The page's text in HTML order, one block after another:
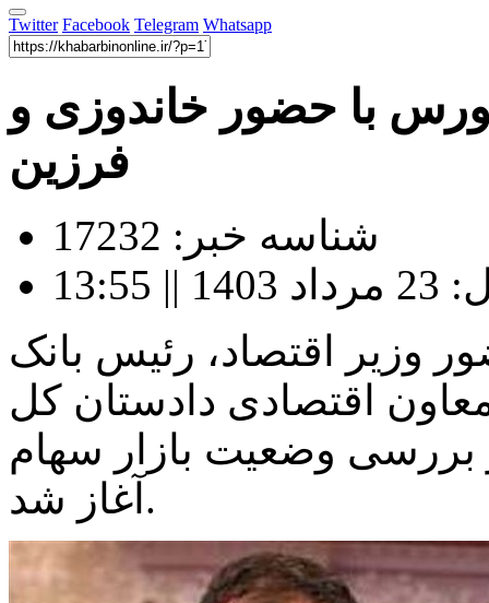
Twitter Facebook Telegram Whatsapp
با حضور خاندوزی و
فرزین
شناسه خبر: 17232
وزیر اقتصاد، رئیس بانک
اقتصادی دادستان کل
بررسی وضعیت بازار سهام
آغاز شد.